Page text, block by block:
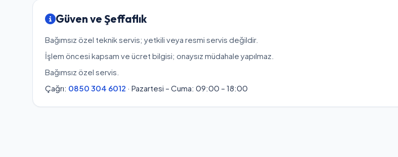
Güven ve Şeffaflık
Bağımsız özel teknik servis; yetkili veya resmi servis değildir.
İşlem öncesi kapsam ve ücret bilgisi; onaysız müdahale yapılmaz.
Bağımsız özel servis.
Çağrı: 0850 304 6012 · Pazartesi – Cuma: 09:00 – 18:00